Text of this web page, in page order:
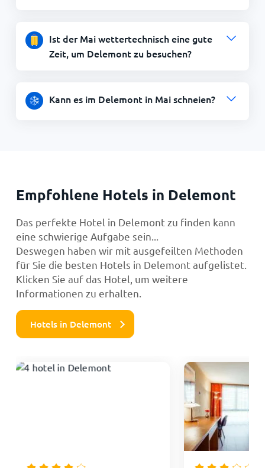
Ist der Mai wettertechnisch eine gute
Zeit, um Delemont zu besuchen?
Kann es im Delemont in Mai schneien?
Empfohlene Hotels in Delemont
Das perfekte Hotel in Delemont zu finden kann
eine schwierige Aufgabe sein...
Deswegen haben wir mit ausgefeilten Methoden
für Sie die besten Hotels in Delemont aufgelistet.
Klicken Sie auf das Hotel, um weitere
Informationen zu erhalten.
Hotels in Delemont